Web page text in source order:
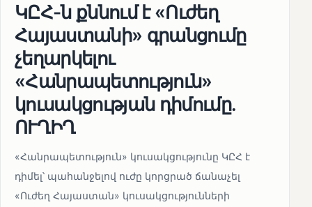
ԿԸՀ-ն քննում է «Ուժեղ
Հայաստանի» գրանցումը
չեղարկելու
«Հանրապետություն»
կուսակցության դիմումը.
ՈՒՂԻՂ
«Հանրապետություն» կուսակցությունը ԿԸՀ է
դիմել՝ պահանջելով ուժը կորցրած ճանաչել
«Ուժեղ Հայաստան» կուսակցությունների